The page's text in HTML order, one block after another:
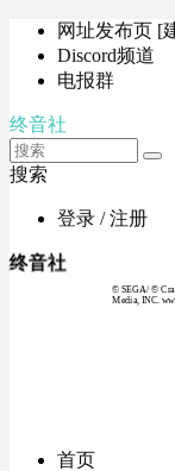
网址发布页 [
Discord频道
电报群
终音社
搜索
登录 / 注册
终音社
© SEGA / ©
Media, INC.
首页